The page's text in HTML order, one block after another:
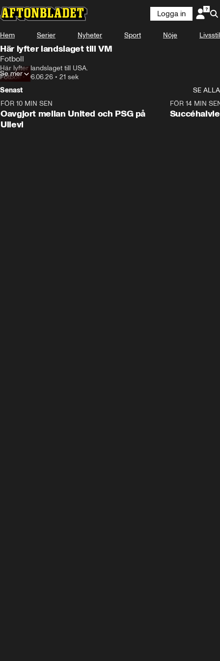
Logga in
Hem Serier Nyheter Sport Nöje Livsstil
Här lyfter landslaget till VM
Fotboll
Här lyfter landslaget till USA.
Fotboll•06.06.26 • 21 sek
Se mer
Senast
SE ALLA
FÖR 10 MIN SEN
Oavgjort mellan United och PSG på
Ullevi
FÖR 14 MIN